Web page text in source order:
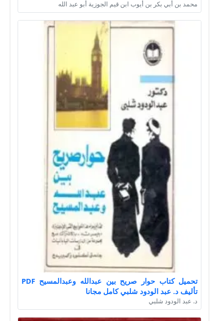
محمد بن أبي بكر بن أيوب ابن قيم الجوزية أبو عبد الله
تحميل كتاب حوار صريح بين عبدالله وعبدالمسيح PDF
تأليف د. عبد الودود شلبي كامل مجانا
د. عبد الودود شلبي